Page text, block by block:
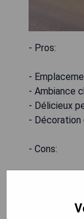
- Pros:
-
- Ambiance
- Délicieux
-
- Cons: